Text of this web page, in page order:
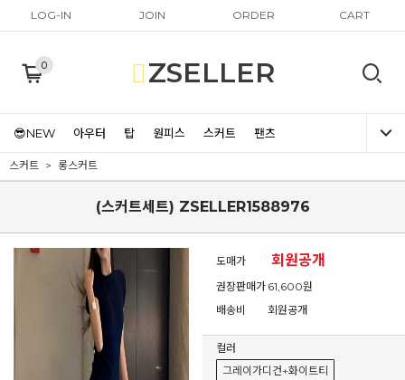
LOG-IN JOIN ORDER CART
0 ZSELLER
😎NEW 아우터 탑 원피스 스커트 팬츠
스커트 롱스커트
(스커트세트) ZSELLER1588976
도매가 회원공개
권장판매가 61,600원
배송비
회원공개
컬러
그레이가디건+화이트티